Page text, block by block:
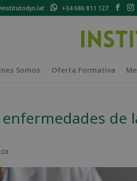
+34 686 811 127
Somos Oferta Formativa
de